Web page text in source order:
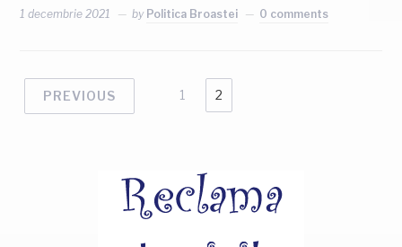
1 decembrie 2021 by Politica Broastei 0 comments
PREVIOUS 1 2